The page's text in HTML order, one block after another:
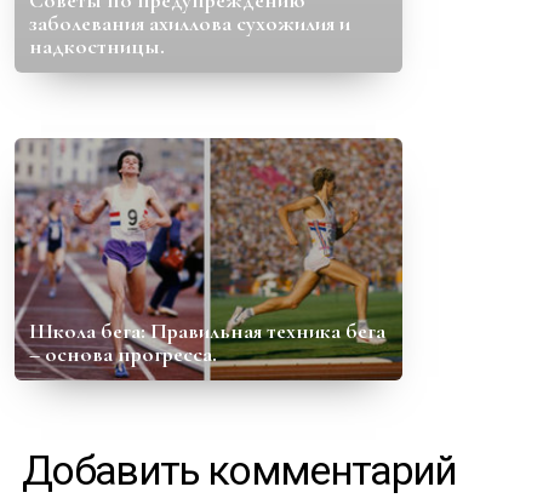
заболевания ахиллова сухожилия и
надкостницы.
Школа бега: Правильная техника бега
– основа прогресса.
Добавить комментарий